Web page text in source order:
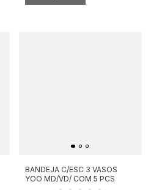
BANDEJA C/ESC 3 VASOS
YOO MD/VD/ COM 5 PCS